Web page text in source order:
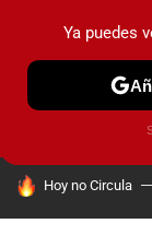
PRUEBAS
HOY SE HABLA
Hoy no Circula
Ya puedes